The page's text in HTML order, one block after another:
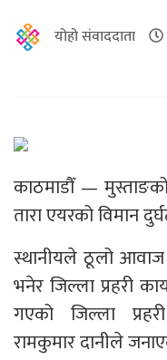
योहो संवाददाता
काठमाडौँ —
तारा एयरको विमान
स्थानीयले ठूलो
भनेर जिल्ला प्रहरी
गएको जिल्ला
रामकुमार दानीले